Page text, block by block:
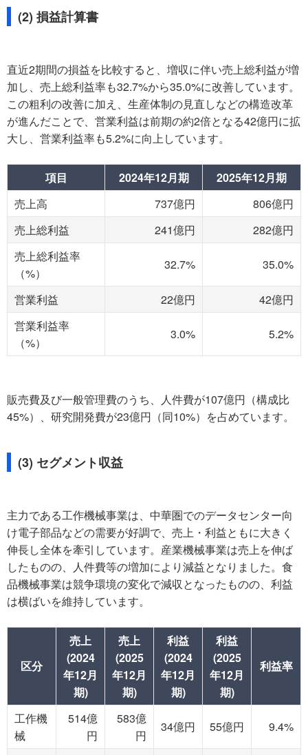
(2) 損益計算書
直近2期間の損益を比較すると、増収に伴い売上総利益が増
加し、売上総利益率も32.7%から35.0%に改善しています。
この粗利の改善に加え、生産体制の見直しなどの構造改革
が進んだことで、営業利益は前期の約2倍となる42億円に拡
大し、営業利益率も5.2%に向上しています。
項目 2024年12月期
2025年12月期
売上高
737億円
806億円
売上総利益
241億円
282億円
売上総利益率
（%）
32.7% 35.0%
営業利益 22億円
42億円
営業利益率
（%）
3.0% 5.2%
販売費及び一般管理費のうち、人件費が107億円（構成比
45%）、研究開発費が23億円（同10%）を占めています。
(3) セグメント収益
主力である工作機械事業は、中華圏でのデータセンター向
け電子部品などの需要が好調で、売上・利益ともに大きく
伸長し全体を牽引しています。産業機械事業は売上を伸ば
したものの、人件費等の増加により減益となりました。食
品機械事業は競争環境の変化で減収となったものの、利益
は横ばいを維持しています。
区分
売上
(2024
年12月
期)
売上
(2025
年12月
期)
利益
(2024
年12月
期)
利益
(2025
年12月
期)
利益率
工作機
械
514億
円
583億
円
34億円 55億円 9.4%